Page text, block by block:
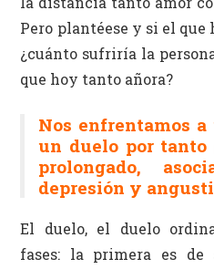
Pero plantéese y si el que
¿cuánto sufriría la
que hoy tanto añora?
Nos enfrentamos
un duelo por tanto
prolongado,
depresión y
El duelo, el duelo
fases: la primera es de